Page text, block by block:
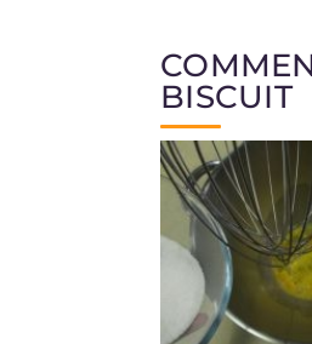
BISCUIT